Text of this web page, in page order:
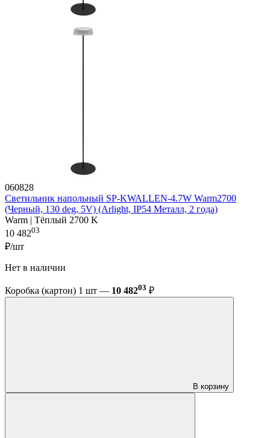
060828
Светильник напольный SP-KWALLEN-4.7W Warm2700
(Черный, 130 deg, 5V) (Arlight, IP54 Металл, 2 года)
Warm | Тёплый 2700 K
10 48203
₽/шт
Нет в наличии
Коробка (картон) 1 шт — 10 48203 ₽
В корзину